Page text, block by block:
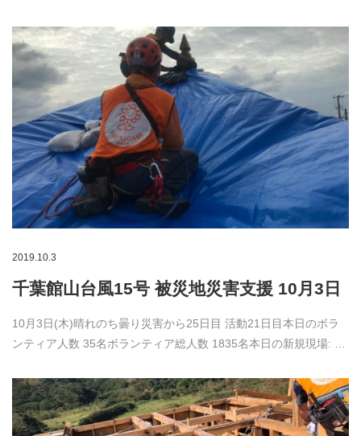
2019.10.3
千葉館山台風15号 被災地災害支援 10月3日
10月3日(木)晴れのち曇り災害から25日目 活動21日目本日のボラ
ンティア人数 35名ボランティア総人数 1835名本日の新規現場: …